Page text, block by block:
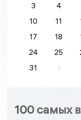
3
4
10
11
17
18
24
25
31
1
100 самых